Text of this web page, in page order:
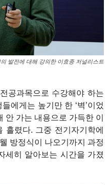
발전에 대해 강의한 이효종 저널리스트
공과목으로 수강해야 하는
에게는 높기만 한 ‘벽’이었
안 가는 내용으로 가득한 이
흘렸다. 그중 전기자기학에
방정식이 나오기까지 과정
세히 알아보는 시간을 가졌